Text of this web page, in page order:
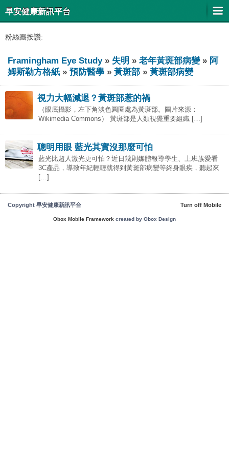
早安健康新訊平台
粉絲團按讚:
Framingham Eye Study» 失明 » 老年黃斑部病變» 阿
姆斯勒方格紙 » 預防醫學 » 黃斑部 » 黃斑部病變
視力大幅減退？黃斑部惹的禍
（眼底攝影，左下角淡色圓圈處為黃斑部。圖片來源：
Wikimedia Commons） 黃斑部是人類視覺重要組織 […]
聰明用眼 藍光其實沒那麼可怕
藍光比超人激光更可怕？近日幾則媒體報導學生、上班族愛看
3C產品，導致年紀輕輕就得到黃斑部病變等終身眼疾，聽起來
[…]
Copyright 早安健康新訊平台 Turn off Mobile
Obox Mobile Framework created by Obox Design